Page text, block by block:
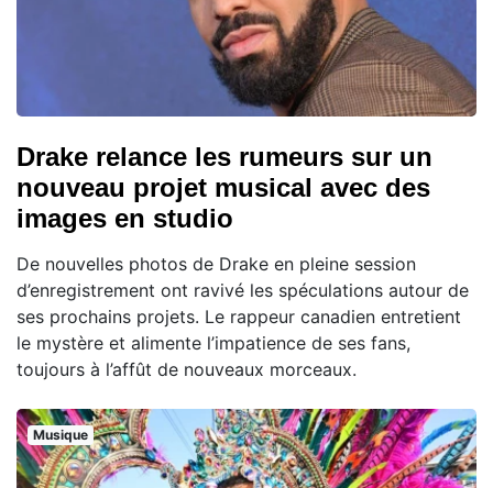
Drake relance les rumeurs sur un
nouveau projet musical avec des
images en studio
De nouvelles photos de Drake en pleine session
d’enregistrement ont ravivé les spéculations autour de
ses prochains projets. Le rappeur canadien entretient
le mystère et alimente l’impatience de ses fans,
toujours à l’affût de nouveaux morceaux.
Musique